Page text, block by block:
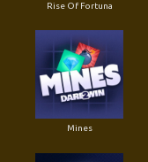
Rise Of Fortuna
Mines